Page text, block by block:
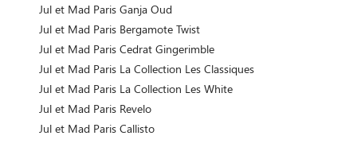
Jul et Mad Paris Ganja Oud
Jul et Mad Paris Bergamote Twist
Jul et Mad Paris Cedrat Gingerimble
Jul et Mad Paris La Collection Les Classiques
Jul et Mad Paris La Collection Les White
Jul et Mad Paris Revelo
Jul et Mad Paris Callisto